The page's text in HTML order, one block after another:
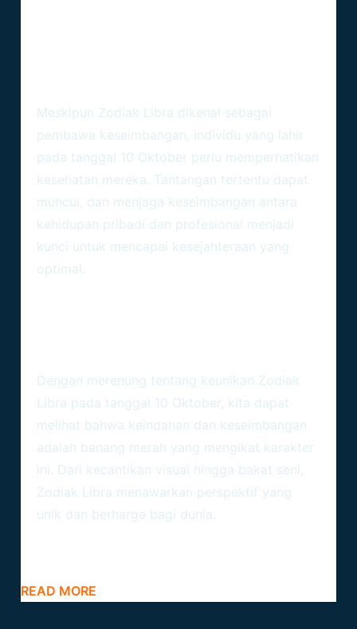
Meskipun Zodiak Libra dikenal sebagai
pembawa keseimbangan, individu yang lahir
pada tanggal 10 Oktober perlu memperhatikan
kesehatan mereka. Tantangan tertentu dapat
muncul, dan menjaga keseimbangan antara
kehidupan pribadi dan profesional menjadi
kunci untuk mencapai kesejahteraan yang
optimal.
Dengan merenung tentang keunikan Zodiak
Libra pada tanggal 10 Oktober, kita dapat
melihat bahwa keindahan dan keseimbangan
adalah benang merah yang mengikat karakter
ini. Dari kecantikan visual hingga bakat seni,
Zodiak Libra menawarkan perspektif yang
unik dan berharga bagi dunia.
READ MORE